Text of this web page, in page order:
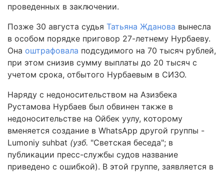
проведенных в заключении.
Позже 30 августа судья Татьяна Жданова вынесла
в особом порядке приговор 27-летнему Нурбаеву.
Она оштрафовала подсудимого на 70 тысяч рублей,
при этом снизив сумму выплаты до 20 тысяч с
учетом срока, отбытого Нурбаевым в СИЗО.
Наряду с недоносительством на Азизбека
Рустамова Нурбаев был обвинен также в
недоносительстве на Ойбек уулу, которому
вменяется создание в WhatsApp другой группы -
Lumoniy suhbat (узб. "Светская беседа"; в
публикации пресс-службы судов название
приведено с ошибкой). В этой группе, заявляется в